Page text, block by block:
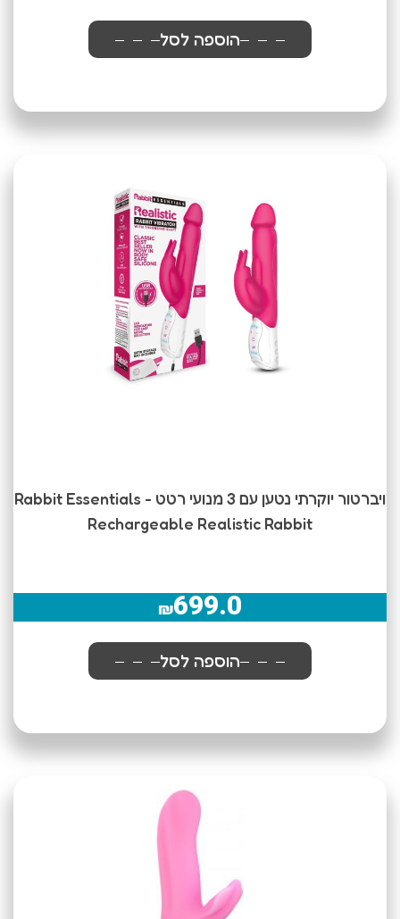
הוספה לסל
ויברטור יוקרתי נטען עם 3 מנועי רטט Rabbit Essentials -
Rechargeable Realistic Rabbit
₪699.0
הוספה לסל